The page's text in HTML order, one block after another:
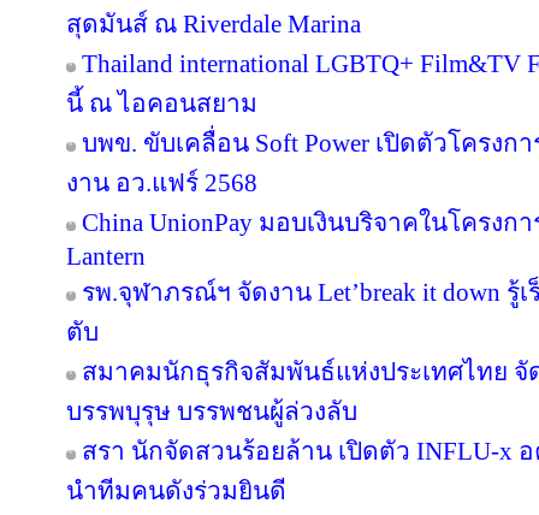
สุดมันส์ ณ Riverdale Marina
Thailand international LGBTQ+ Film&TV
นี้ ณ ไอคอนสยาม
บพข. ขับเคลื่อน Soft Power เปิดตัวโครง
งาน อว.แฟร์ 2568
China UnionPay มอบเงินบริจาคในโครงกา
Lantern
รพ.จุฬาภรณ์ฯ จัดงาน Let’break it down รู้
ตับ
สมาคมนักธุรกิจสัมพันธ์แห่งประเทศไทย
บรรพบุรุษ บรรพชนผู้ล่วงลับ
สรา นักจัดสวนร้อยล้าน เปิดตัว INFLU-x
นำทีมคนดังร่วมยินดี